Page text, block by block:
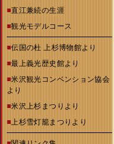
■直江兼続の生涯
■観光モデルコース
■伝国の杜 上杉博物館より
■最上義光歴史館より
■米沢観光コンベンション協会
より
■米沢上杉まつりより
■上杉雪灯籠まつりより